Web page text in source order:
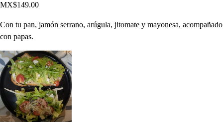
MX$149.00
Con tu pan, jamón serrano, arúgula, jitomate y mayonesa, acompañado
con papas.